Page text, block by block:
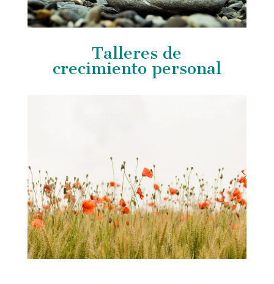
Talleres de
crecimiento personal